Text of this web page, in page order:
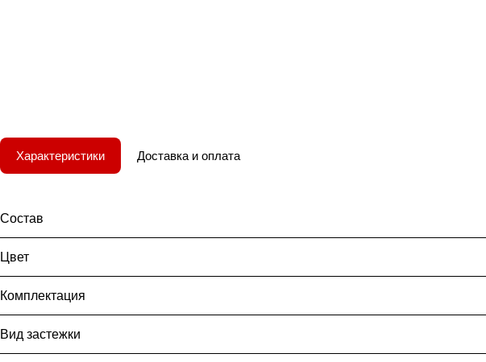
Характеристики Доставка и оплата
Состав
Цвет
Комплектация
Вид застежки